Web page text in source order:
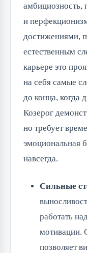
амбициозность,
и
достижениями,
естественным
карьере это
на себя самые
до конца, когда
Козерог
но требует
эмоциональная
навсегда.
Сильные
работать
мотивации.
позволяет